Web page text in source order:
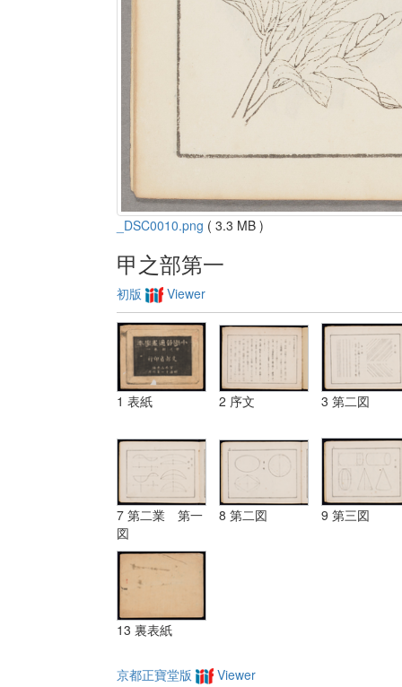
_DSC0010.png ( 3.3 MB )
甲之部第一
初版 Viewer
1 表紙 2 序文 3 第二図
7 第二業 第一
図
8 第二図 9 第三図
13 裏表紙
京都正寶堂版 Viewer